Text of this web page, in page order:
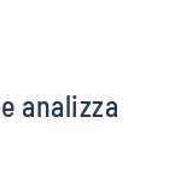
analizza